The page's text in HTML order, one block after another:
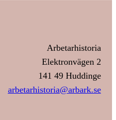
Arbetarhistoria
Elektronvägen 2
141 49 Huddinge
arbetarhistoria@arbark.se